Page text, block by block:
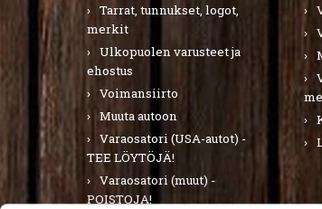
Tarrat, tunnukset, logot,
merkit
Ulkopuolen varusteet ja
ehostus
Voimansiirto
Muuta autoon
Varaosatori (USA-autot) -
TEE LÖYTÖJÄ!
Varaosatori (muut) -
POISTOJA!